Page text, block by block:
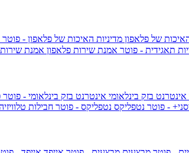
של פלאפון מדיניות האיכות של פלאפון - פוטר
תאגידית - פוטר אמנת שירות פלאפון אמנת
אינטרנט בזק בינלאומי אינטרנט בזק בינלאומי - פוטר
- פוטר נטפליקס נטפליקס - פוטר חבילות